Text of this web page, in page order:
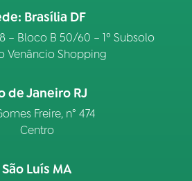
Brasília DF
– Bloco B 50/60 – 1º Subsolo
Venâncio Shopping
de Janeiro RJ
Freire, n° 474
Centro
São Luís MA